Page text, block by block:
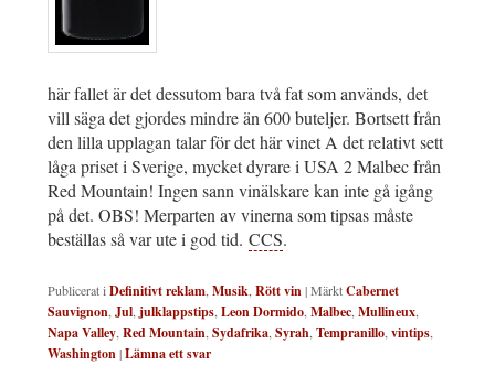
här fallet är det dessutom bara två fat som används, det
vill säga det gjordes mindre än 600 buteljer. Bortsett från
den lilla upplagan talar för det här vinet A det relativt sett
låga priset i Sverige, mycket dyrare i USA 2 Malbec från
Red Mountain! Ingen sann vinälskare kan inte gå igång
på det. OBS! Merparten av vinerna som tipsas måste
beställas så var ute i god tid. CCS.
Publicerat i Definitivt reklam Musik Rött vin|MärktCabernet
Sauvignon Jul julklappstips Leon Dormido Malbec Mullineux
Napa Valley Red Mountain Sydafrika Syrah Tempranillo vintips
Washington|Lämna ett svar